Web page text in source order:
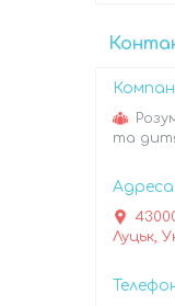
та
Луцьк,